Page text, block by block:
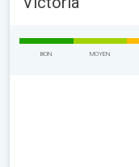
BON MOYEN